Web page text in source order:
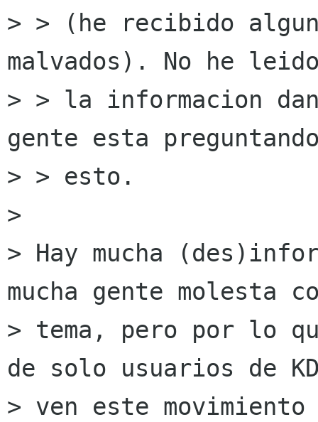
> > (he recibido
malvados). No he
> > la informacion
gente esta
> > esto.
>
> Hay mucha
mucha gente molesta
> tema, pero por lo
de solo usuarios de
> ven este